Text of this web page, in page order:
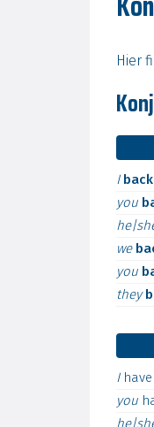
Hier
I
you
we
you
they
I have
you